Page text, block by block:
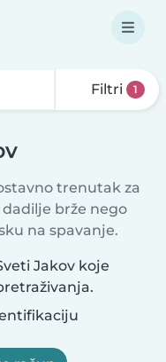
Filtri 1
trenutak za
brže nego
na spavanje.
Jakov koje